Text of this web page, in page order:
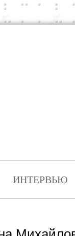
ИНТЕРВЬЮ